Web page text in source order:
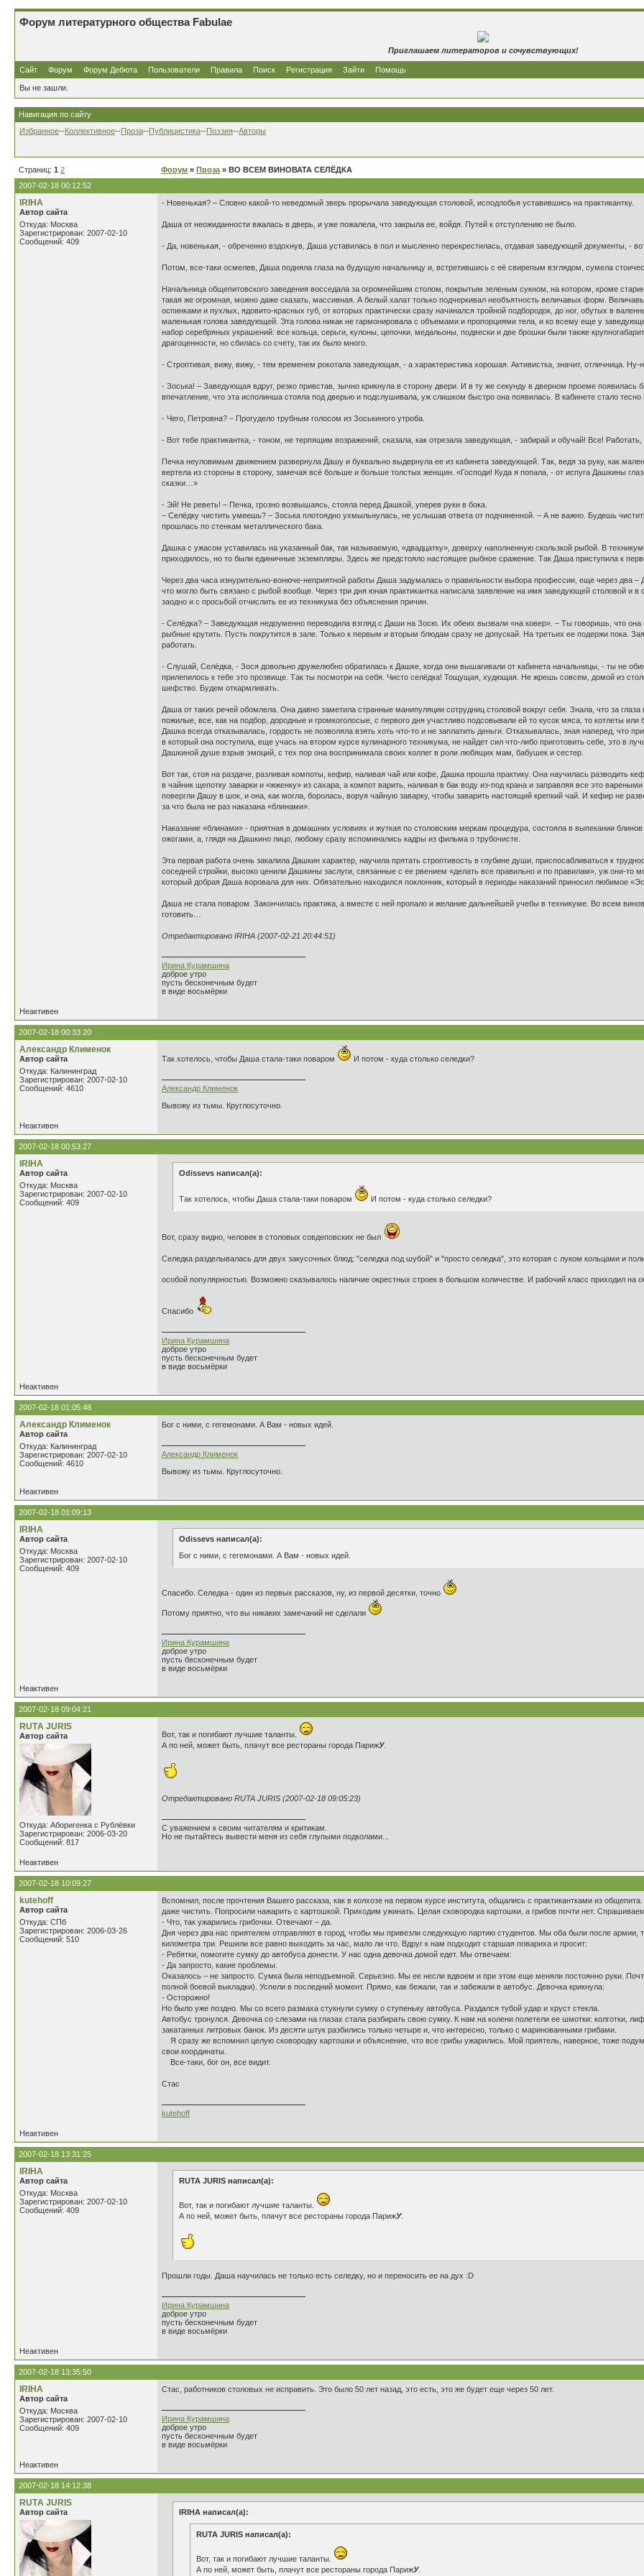
Форум литературного общества Fabulae
Приглашаем литераторов и сочувствующих!
Сайт Форум Форум Дебюта Пользователи Правила Поиск Регистрация Зайти Помощь
Вы не зашли.
Навигация по сайту
Избранное--Коллективное--Проза--Публицистика--Поэзия--Авторы
Страниц: 1 2 Форум » Проза » ВО ВСЕМ ВИНОВАТА СЕЛЁДКА
2007-02-18 00:12:52
IRIHA
Автор сайта
Откуда: Москва
Зарегистрирован: 2007-02-10
Сообщений: 409
- Новенькая? – Словно какой-то неведомый зверь прорычала заведующая столовой, исподлобья уставившись на практикантку.
Даша от неожиданности вжалась в дверь, и уже пожалела, что закрыла ее, войдя. Путей к отступлению не было.
- Да, новенькая, - обреченно вздохнув, Даша уставилась в пол и мысленно перекрестилась, отдавая заведующей документы, -
Потом, все-таки осмелев, Даша подняла глаза на будущую начальницу и, встретившись с её свирепым взглядом, сумела
Начальница общепитовского заведения восседала за огромнейшим столом, покрытым зеленым сукном, на котором, кроме
такая же огромная, можно даже сказать, массивная. А белый халат только подчеркивал необъятность величавых форм.
оспинками и пухлых, ядовито-красных губ, от которых практически сразу начинался тройной подбородок, до ног, обутых в
маленькая голова заведующей. Эта голова никак не гармонировала с объемами и пропорциями тела, и ко всему еще у
набор серебряных украшений: все кольца, серьги, кулоны, цепочки, медальоны, подвески и две брошки были также
драгоценности, но сбилась со счету, так их было много.
- Строптивая, вижу, вижу, - тем временем рокотала заведующая, - а характеристика хорошая. Активистка, значит, отличница.
- Зоська! – Заведующая вдруг, резко привстав, зычно крикнула в сторону двери. И в ту же секунду в дверном проеме
впечатление, что эта исполинша стояла под дверью и подслушивала, уж слишком быстро она появилась. В кабинете стало
- Чего, Петровна? – Прогудело трубным голосом из Зоськиного утроба.
- Вот тебе практикантка, - тоном, не терпящим возражений, сказала, как отрезала заведующая, - забирай и обучай! Все! Работать,
Печка неуловимым движением развернула Дашу и буквально выдернула ее из кабинета заведующей. Так, ведя за руку, как
вертела из стороны в сторону, замечая всё больше и больше толстых женщин. «Господи! Куда я попала, - от испуга Дашкины
сказки…»
- Эй! Не реветь! – Печка, грозно возвышаясь, стояла перед Дашкой, уперев руки в бока.
– Селёдку чистить умеешь? – Зоська плотоядно ухмыльнулась, не услышав ответа от подчиненной. – А не важно. Будешь
прошлась по стенкам металлического бака.
Дашка с ужасом уставилась на указанный бак, так называемую, «двадцатку», доверху наполненную скользкой рыбой. В
приходилось, но то были единичные экземпляры. Здесь же предстояло настоящее рыбное сражение. Так Даша приступила к
Через два часа изнурительно-вонюче-неприятной работы Даша задумалась о правильности выбора профессии, еще через два –
что могло быть связано с рыбой вообще. Через три дня юная практикантка написала заявление на имя заведующей столовой и
заодно и с просьбой отчислить ее из техникума без объяснения причин.
- Селёдка? – Заведующая недоуменно переводила взгляд с Даши на Зосю. Их обеих вызвали «на ковер». – Ты говоришь, что она
рыбные крутить. Пусть покрутится в зале. Только к первым и вторым блюдам сразу не допускай. На третьих ее подержи пока.
работать.
- Слушай, Селёдка, - Зося довольно дружелюбно обратилась к Дашке, когда они вышагивали от кабинета начальницы, - ты не
прилепилось к тебе это прозвище. Так ты посмотри на себя. Чисто селёдка! Тощущая, худющая. Не жрешь совсем, домой из
шефство. Будем откармливать.
Даша от таких речей обомлела. Она давно заметила странные манипуляции сотрудниц столовой вокруг себя. Знала, что за
пожилые, все, как на подбор, дородные и громкоголосые, с первого дня участливо подсовывали ей то кусок мяса, то котлеты
Дашка всегда отказывалась, гордость не позволяла взять хоть что-то и не заплатить деньги. Отказывалась, зная наперед, что
в который она поступила, еще учась на втором курсе кулинарного техникума, не найдет сил что-либо приготовить себе, это в
Дашкиной душе взрыв эмоций, с тех пор она воспринимала своих коллег в роли любящих мам, бабушек и сестер.
Вот так, стоя на раздаче, разливая компоты, кефир, наливая чай или кофе, Дашка прошла практику. Она научилась разводить
в чайник щепотку заварки и «жженку» из сахара, а компот варить, наливая в бак воду из-под крана и заправляя все это
повергли Дашу в шок, и она, как могла, боролась, воруя чайную заварку, чтобы заварить настоящий крепкий чай. И кефир не
за что была не раз наказана «блинами».
Наказание «блинами» - приятная в домашних условиях и жуткая по столовским меркам процедура, состояла в выпекании
ожогами, а, глядя на Дашкино лицо, любому сразу вспоминались кадры из фильма о трубочисте.
Эта первая работа очень закалила Дашкин характер, научила прятать строптивость в глубине души, приспосабливаться к
соседней стройки, высоко ценили Дашкины заслуги, связанные с ее рвением «делать все правильно и по правилам», уж они-то
который добрая Даша воровала для них. Обязательно находился поклонник, который в периоды наказаний приносил любимое
Даша не стала поваром. Закончилась практика, а вместе с ней пропало и желание дальнейшей учебы в техникуме. Во всем
готовить…
Отредактировано IRIHA (2007-02-21 20:44:51)
Ирина Курамшина
доброе утро
пусть бесконечным будет
в виде восьмёрки
Неактивен
2007-02-18 00:33:20
Александр Клименок
Автор сайта
Откуда: Калининград
Зарегистрирован: 2007-02-10
Сообщений: 4610
Так хотелось, чтобы Даша стала-таки поваром И потом - куда столько селедки?
Александр Клименок
Вывожу из тьмы. Круглосуточно.
Неактивен
2007-02-18 00:53:27
IRIHA
Автор сайта
Откуда: Москва
Зарегистрирован: 2007-02-10
Сообщений: 409
Odissevs написал(а):
Так хотелось, чтобы Даша стала-таки поваром И потом - куда столько селедки?
Вот, сразу видно, человек в столовых совдеповских не был
Селедка разделывалась для двух закусочных блюд: "селедка под шубой" и "просто селедка", это которая с луком кольцами и
особой популярностью. Возможно сказывалось наличие окрестных строек в большом количестве. И рабочий класс приходил на
Спасибо
Ирина Курамшина
доброе утро
пусть бесконечным будет
в виде восьмёрки
Неактивен
2007-02-18 01:05:48
Александр Клименок
Автор сайта
Откуда: Калининград
Зарегистрирован: 2007-02-10
Сообщений: 4610
Бог с ними, с гегемонами. А Вам - новых идей.
Александр Клименок
Вывожу из тьмы. Круглосуточно.
Неактивен
2007-02-18 01:09:13
IRIHA
Автор сайта
Откуда: Москва
Зарегистрирован: 2007-02-10
Сообщений: 409
Odissevs написал(а):
Бог с ними, с гегемонами. А Вам - новых идей.
Спасибо. Селедка - один из первых рассказов, ну, из первой десятки, точно
Потому приятно, что вы никаких замечаний не сделали
Ирина Курамшина
доброе утро
пусть бесконечным будет
в виде восьмёрки
Неактивен
2007-02-18 09:04:21
RUTА JURIS
Автор сайта
Откуда: Аборигенка с Рублёвки
Зарегистрирован: 2006-03-20
Сообщений: 817
Вот, так и погибают лучшие таланты.
А по ней, может быть, плачут все рестораны города ПарижУ.
Отредактировано RUTA JURIS (2007-02-18 09:05:23)
С уважением к своим читателям и критикам.
Но не пытайтесь вывести меня из себя глупыми подколами...
Неактивен
2007-02-18 10:09:27
kutehoff
Автор сайта
Откуда: СПб
Зарегистрирован: 2006-03-26
Сообщений: 510
Вспомнил, после прочтения Вашего рассказа, как в колхозе на первом курсе института, общались с практикантками из
даже чистить. Попросили нажарить с картошкой. Приходим ужинать. Целая сковородка картошки, а грибов почти нет.
- Что, так ужарились грибочки. Отвечают – да.
Дня через два нас приятелем отправляют в город, чтобы мы привезли следующую партию студентов. Мы оба были после армии,
километра три. Решили все равно выходить за час, мало ли что. Вдруг к нам подходит старшая повариха и просит:
- Ребятки, помогите сумку до автобуса донести. У нас одна девочка домой едет. Мы отвечаем:
- Да запросто, какие проблемы.
Оказалось – не запросто. Сумка была неподъемной. Серьезно. Мы ее несли вдвоем и при этом еще меняли постоянно руки.
полной боевой выкладки). Успели в последний момент. Прямо, как бежали, так и забежали в автобус. Девочка крикнула:
- Осторожно!
Но было уже поздно. Мы со всего размаха стукнули сумку о ступеньку автобуса. Раздался тубой удар и хруст стекла.
Автобус тронулся. Девочка со слезами на глазах стала разбирать свою сумку. К нам на колени полетели ее шмотки: колготки,
закатанных литровых банок. Из десяти штук разбились только четыре и, что интересно, только с маринованными грибами.
Я сразу же вспомнил целую сковородку картошки и объяснение, что все грибы ужарились. Мой приятель, наверное, тоже
свои координаты.
Все-таки, бог он, все видит.
Стас
kutehoff
Неактивен
2007-02-18 13:31:25
IRIHA
Автор сайта
Откуда: Москва
Зарегистрирован: 2007-02-10
Сообщений: 409
RUTA JURIS написал(а):
Вот, так и погибают лучшие таланты.
А по ней, может быть, плачут все рестораны города ПарижУ.
Прошли годы. Даша научилась не только есть селедку, но и переносить ее на дух :D
Ирина Курамшина
доброе утро
пусть бесконечным будет
в виде восьмёрки
Неактивен
2007-02-18 13:35:50
IRIHA
Автор сайта
Откуда: Москва
Зарегистрирован: 2007-02-10
Сообщений: 409
Стас, работников столовых не исправить. Это было 50 лет назад, это есть, это же будет еще через 50 лет.
Ирина Курамшина
доброе утро
пусть бесконечным будет
в виде восьмёрки
Неактивен
2007-02-18 14:12:38
RUTА JURIS
Автор сайта IRIHA написал(а):
RUTA JURIS написал(а):
Вот, так и погибают лучшие таланты.
А по ней, может быть, плачут все рестораны города ПарижУ.